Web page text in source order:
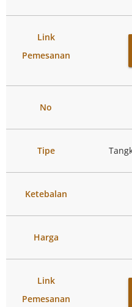
Link
Pemesanan
No
Tipe
Ketebalan
Harga
Link
Pemesanan